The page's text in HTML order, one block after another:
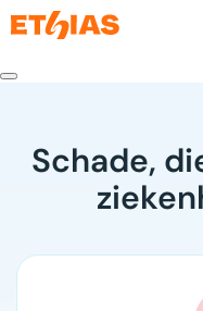
Schade,